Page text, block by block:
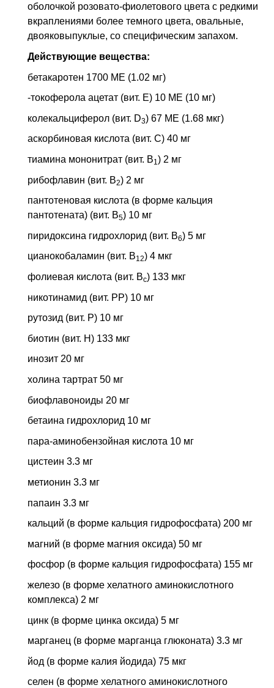
оболочкой розовато-фиолетового цвета с редкими
вкраплениями более темного цвета, овальные,
двояковыпуклые, со специфическим запахом.
Действующие вещества:
бетакаротен 1700 МЕ (1.02 мг)
-токоферола ацетат (вит. E) 10 МЕ (10 мг)
колекальциферол (вит. D3) 67 МЕ (1.68 мкг)
аскорбиновая кислота (вит. C) 40 мг
тиамина мононитрат (вит. B1) 2 мг
рибофлавин (вит. B2) 2 мг
пантотеновая кислота (в форме кальция
пантотената) (вит. B5) 10 мг
пиридоксина гидрохлорид (вит. B6) 5 мг
цианокобаламин (вит. B12) 4 мкг
фолиевая кислота (вит. Bc) 133 мкг
никотинамид (вит. PP) 10 мг
рутозид (вит. P) 10 мг
биотин (вит. H) 133 мкг
инозит 20 мг
холина тартрат 50 мг
биофлавоноиды 20 мг
бетаина гидрохлорид 10 мг
пара-аминобензойная кислота 10 мг
цистеин 3.3 мг
метионин 3.3 мг
папаин 3.3 мг
кальций (в форме кальция гидрофосфата) 200 мг
магний (в форме магния оксида) 50 мг
фосфор (в форме кальция гидрофосфата) 155 мг
железо (в форме хелатного аминокислотного
комплекса) 2 мг
цинк (в форме цинка оксида) 5 мг
марганец (в форме марганца глюконата) 3.3 мг
йод (в форме калия йодида) 75 мкг
селен (в форме хелатного аминокислотного